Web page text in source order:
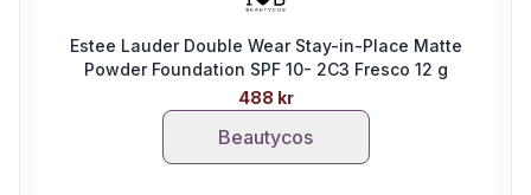
Estee Lauder Double Wear Stay-in-Place Matte
Powder Foundation SPF 10- 2C3 Fresco 12 g
488 kr
Beautycos